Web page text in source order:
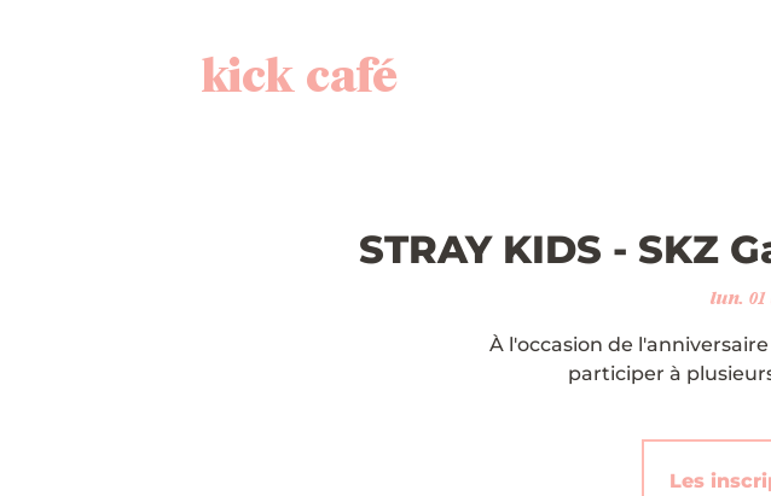
kick café
STRAY KIDS - SKZ
lun.
À l'occasion de
participer à
Les